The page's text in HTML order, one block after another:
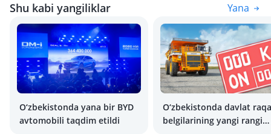
Shu kabi yangiliklar Yana
O‘zbekistonda yana bir BYD
avtomobili taqdim etildi
O‘zbekistonda davlat
belgilarining yangi rangi